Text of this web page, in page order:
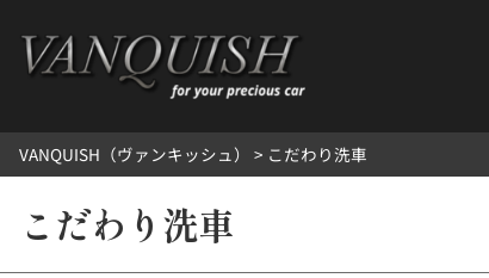
キ
VANQUISH（ヴァンキッシュ） > こだわり洗車
こだわり洗車